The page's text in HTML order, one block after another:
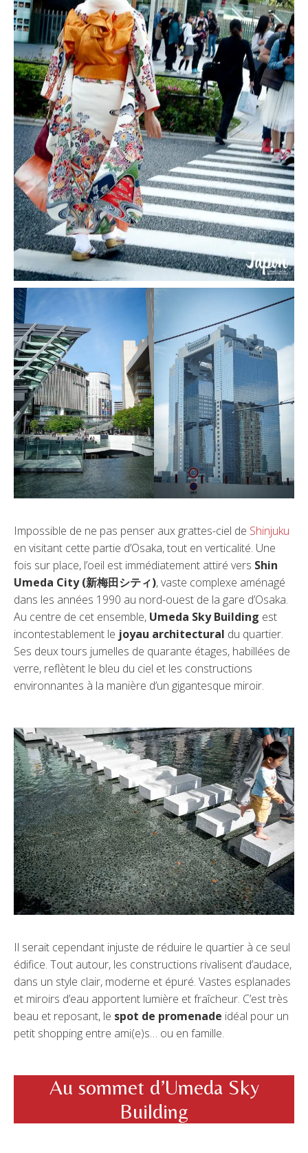
Impossible de ne pas penser aux grattes-ciel de Shinjuku
en visitant cette partie d’Osaka, tout en verticalité. Une
fois sur place, l’oeil est immédiatement attiré vers Shin
Umeda City (新梅田シティ), vaste complexe aménagé
dans les années 1990 au nord-ouest de la gare d’Osaka.
Au centre de cet ensemble, Umeda Sky Building est
incontestablement le joyau architectural du quartier.
Ses deux tours jumelles de quarante étages, habillées de
verre, reflètent le bleu du ciel et les constructions
environnantes à la manière d’un gigantesque miroir.
Il serait cependant injuste de réduire le quartier à ce seul
édifice. Tout autour, les constructions rivalisent d’audace,
dans un style clair, moderne et épuré. Vastes esplanades
et miroirs d’eau apportent lumière et fraîcheur. C’est très
beau et reposant, le spot de promenade idéal pour un
petit shopping entre ami(e)s… ou en famille.
Au sommet d’Umeda Sky
Building